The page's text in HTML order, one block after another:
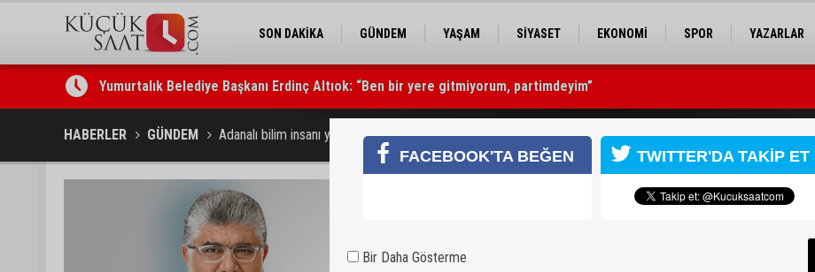
SON DAKİKA GÜNDEM YAŞAM SİYASET EKONOMİ SPOR YAZARLAR
Yumurtalık Belediye Başkanı Erdinç Altıok: “Ben bir yere gitmiyorum, partimdeyim”
ASKİ’den mikroplastik iddialarına açıklama: “Tesis kirliliğin kaynağı değil”
HABERLER GÜNDEM Adanalı bilim insanı yine ezber bozdu
FACEBOOK'TA BEĞEN TWITTER'DA TAKİP ET
Bir Daha Gösterme